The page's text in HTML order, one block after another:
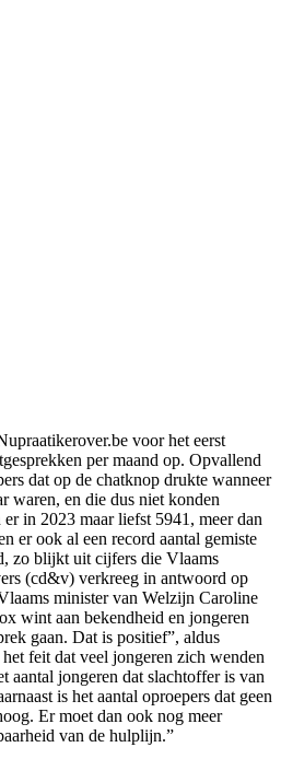
voor het eerst
per maand op. Opvallend
dat op de chatknop drukte wanneer
waren, en die dus niet konden
in 2023 maar liefst 5941, meer dan
er ook al een record aantal gemiste
zo blijkt uit cijfers die Vlaams
(cd&v) verkreeg in antwoord op
minister van Welzijn Caroline
wint aan bekendheid en jongeren
gaan. Dat is positief”, aldus
feit dat veel jongeren zich wenden
aantal jongeren dat slachtoffer is van
is het aantal oproepers dat geen
Er moet dan ook nog meer
van de hulplijn.”